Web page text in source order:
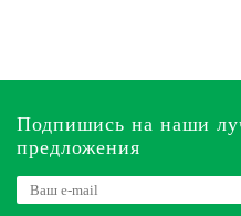
Подпишись на наши
предложения